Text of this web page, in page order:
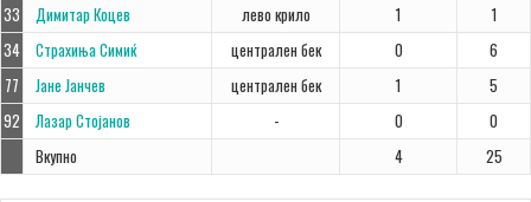
33
Димитар Коцев лево крило 1
1
34
Страхиња Симиќ централен бек 0
6
77
Јане Јанчев централен бек 1
5
92
Лазар Стојанов - 0
0
Вкупно
4 25